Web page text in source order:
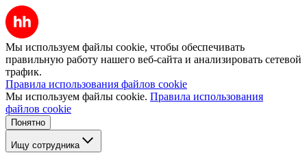
Мы используем файлы cookie, чтобы обеспечивать
правильную работу нашего веб-сайта и анализировать сетевой
трафик.
Правила использования файлов cookie
Мы используем файлы cookie. Правила использования
файлов cookie
Понятно
Ищу сотрудника